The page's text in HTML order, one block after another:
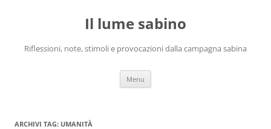
Il lume sabino
Riflessioni, note, stimoli e provocazioni dalla campagna sabina
Menu
ARCHIVI TAG: UMANITÀ